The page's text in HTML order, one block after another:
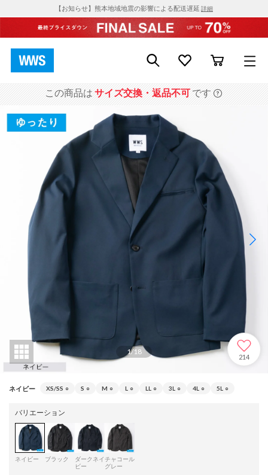
【お知らせ】熊本地域地震の影響による配送遅延 詳細
この商品は サイズ交換・返品不可 です
1/18
214
ネイビー XS/SS ○ S ○ M ○ L ○ LL ○ 3L ○ 4L ○ 5L ○
バリエーション
ネイビー ブラック
ダークネイ
ビー
チャコール
グレー